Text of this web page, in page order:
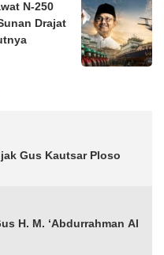
N-250
Drajat
Gus Kautsar Ploso
H. M. ‘Abdurrahman Al